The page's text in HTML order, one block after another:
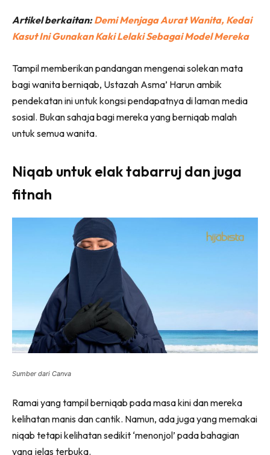
Artikel berkaitan:Demi Menjaga Aurat Wanita, Kedai
Kasut Ini Gunakan Kaki Lelaki Sebagai Model Mereka
Tampil memberikan pandangan mengenai solekan mata
bagi wanita berniqab, Ustazah Asma’ Harun ambik
pendekatan ini untuk kongsi pendapatnya di laman media
sosial. Bukan sahaja bagi mereka yang berniqab malah
untuk semua wanita.
Niqab untuk elak tabarruj dan juga
fitnah
Sumber dari Canva
Ramai yang tampil berniqab pada masa kini dan mereka
kelihatan manis dan cantik. Namun, ada juga yang memakai
niqab tetapi kelihatan sedikit ‘menonjol’ pada bahagian
yang jelas terbuka.